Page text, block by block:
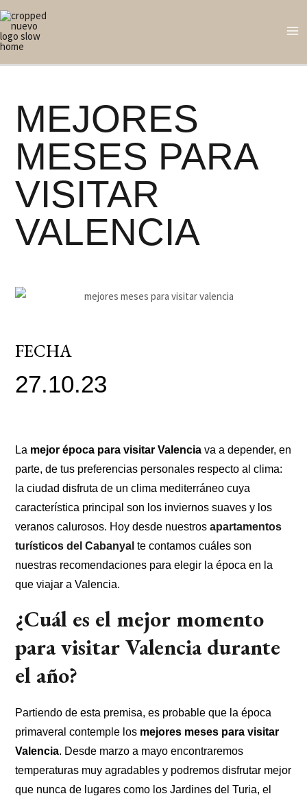
Ir
contenido
MEJORES
MESES PARA
VISITAR
VALENCIA
FECHA
27.10.23
La mejor época para visitar Valencia va a depender, en
parte, de tus preferencias personales respecto al clima:
la ciudad disfruta de un clima mediterráneo cuya
característica principal son los inviernos suaves y los
veranos calurosos. Hoy desde nuestros apartamentos
turísticos del Cabanyal te contamos cuáles son
nuestras recomendaciones para elegir la época en la
que viajar a Valencia.
¿Cuál es el mejor momento
para visitar Valencia durante
el año?
Partiendo de esta premisa, es probable que la época
primaveral contemple los mejores meses para visitar
Valencia. Desde marzo a mayo encontraremos
temperaturas muy agradables y podremos disfrutar mejor
que nunca de lugares como los Jardines del Turia, el